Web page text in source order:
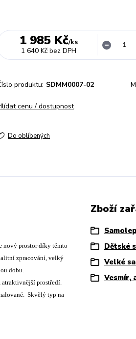
1 985 Kč/ks
1 640 Kč bez DPH
produktu: SDMM0007-02
cenu / dostupnost
Do oblíbených
nový prostor díky těmto
zpracování, velký
dobu.
prostředí.
Skvělý typ na
Zboží
Dětské
Velké
Vesmír,